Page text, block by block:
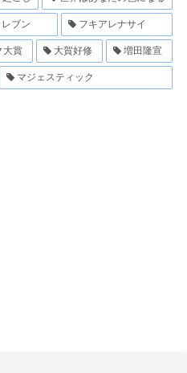
ブン フキアレナサイ
大賞 大賀好修 増田隆宣
マジェスティック